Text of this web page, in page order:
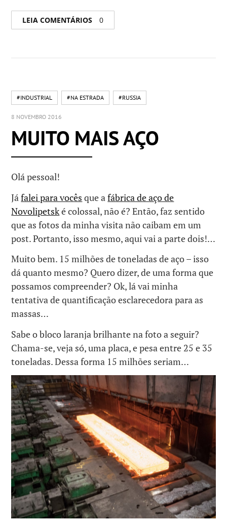
LEIA COMENTÁRIOS 0
#INDUSTRIAL #NA ESTRADA #RUSSIA
8 NOVEMBRO 2016
MUITO MAIS AÇO
Olá pessoal!
Jáfalei para vocês que afábrica de aço de
Novolipetské colossal, não é? Então, faz sentido
que as fotos da minha visita não caibam em um
post. Portanto, isso mesmo, aqui vai a parte dois!…
Muito bem. 15 milhões de toneladas de aço – isso
dá quanto mesmo? Quero dizer, de uma forma que
possamos compreender? Ok, lá vai minha
tentativa de quantificação esclarecedora para as
massas…
Sabe o bloco laranja brilhante na foto a seguir?
Chama-se, veja só, uma placa, e pesa entre 25 e 35
toneladas. Dessa forma 15 milhões seriam…